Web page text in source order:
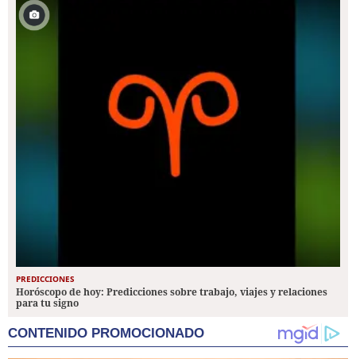
PREDICCIONES
Horóscopo de hoy: Predicciones sobre trabajo, viajes y relaciones
para tu signo
CONTENIDO PROMOCIONADO